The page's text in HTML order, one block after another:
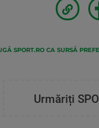
SPORT.RO CA SURSĂ
Urmăriți